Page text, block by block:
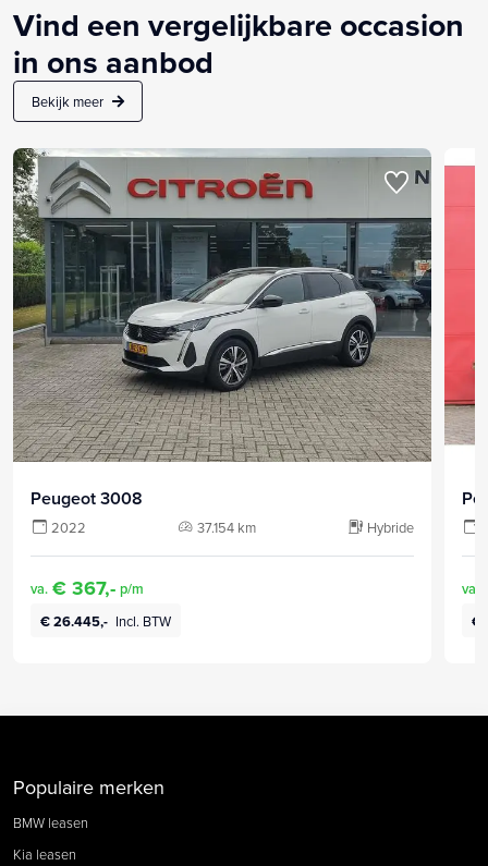
Vind een vergelijkbare occasion
in ons aanbod
Bekijk meer
Peugeot 3008
2022 37.154 km Hybride
va. € 367,- p/m
€ 26.445,- Incl. BTW
va.
€
Populaire merken
BMW leasen
Kia leasen